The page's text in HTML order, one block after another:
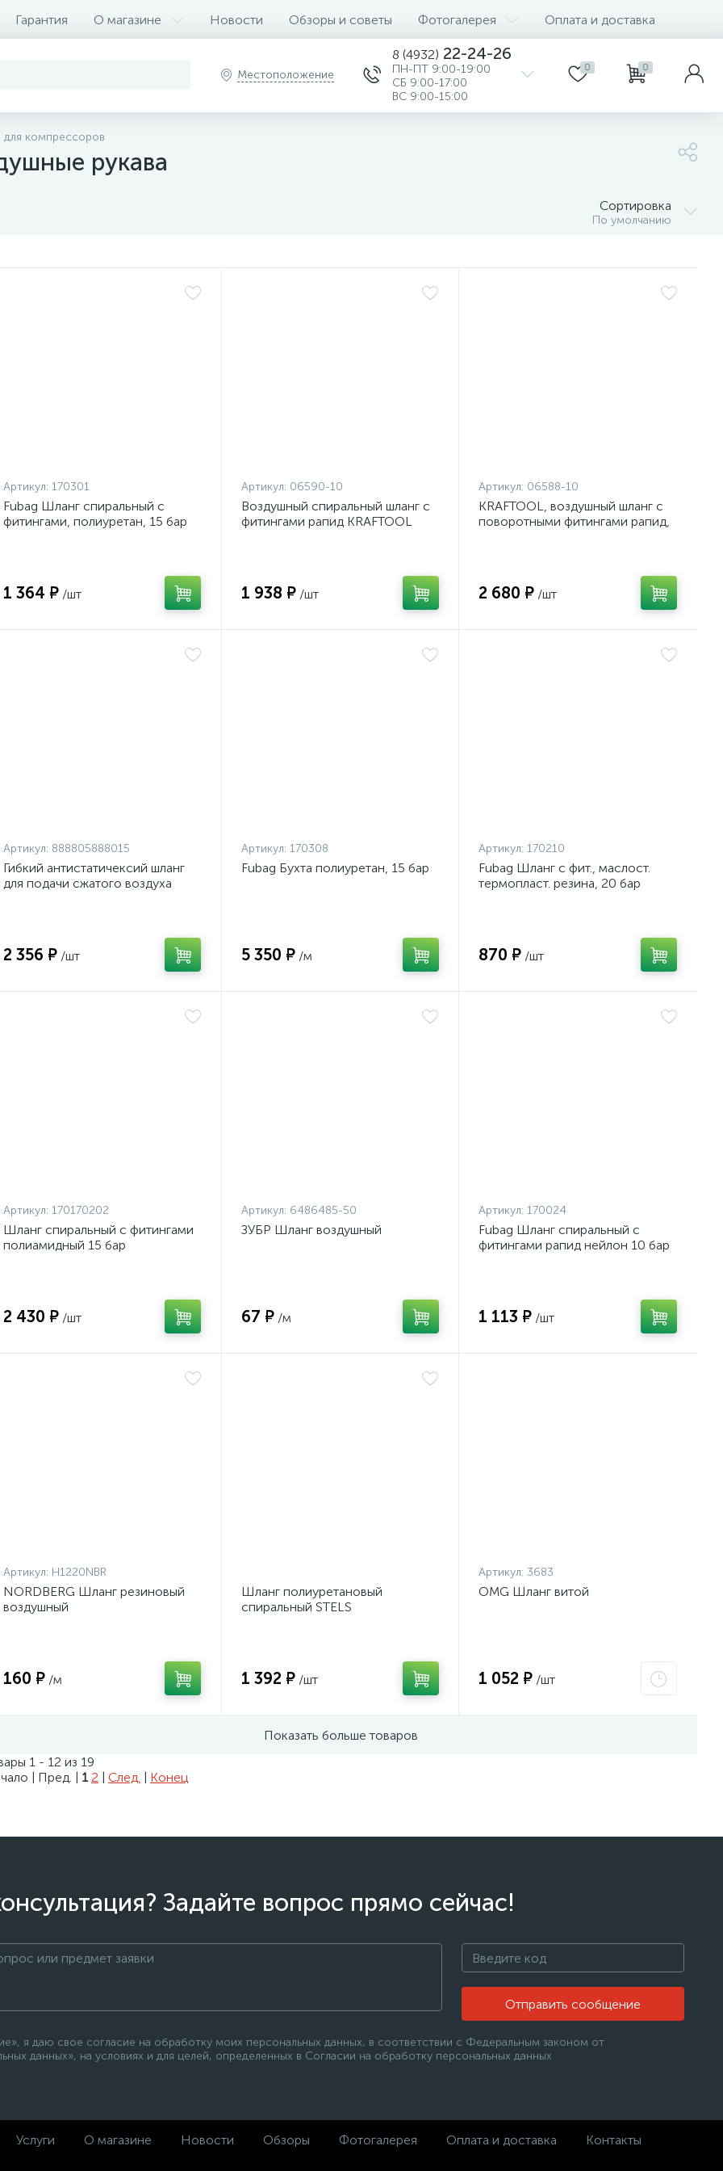
Гарантия О магазине Новости Обзоры и советы Фотогалерея Оплата и доставка
Местоположение
8 (4932) 22-24-26
ПН-ПТ 9:00-19:00
СБ 9:00-17:00
ВС 9:00-15:00
0 0
для компрессоров
рукава
Сортировка
По умолчанию
Артикул: 170301
Fubag Шланг спиральный с
фитингами, полиуретан, 15 бар
1 364 ₽ /шт
Артикул: 06590-10
Воздушный спиральный шланг с
фитингами рапид KRAFTOOL
1 938 ₽ /шт
Артикул: 06588-10
KRAFTOOL, воздушный шланг с
поворотными фитингами рапид,
2 680 ₽ /шт
Артикул: 888805888015
Гибкий антистатичексий шланг
для подачи сжатого воздуха
2 356 ₽ /шт
Артикул: 170308
Fubag Бухта полиуретан, 15 бар
5 350 ₽ /м
Артикул: 170210
Fubag Шланг с фит., маслост.
термопласт. резина, 20 бар
870 ₽ /шт
Артикул: 170170202
Шланг спиральный с фитингами
полиамидный 15 бар
2 430 ₽ /шт
Артикул: 6486485-50
ЗУБР Шланг воздушный
67 ₽ /м
Артикул: 170024
Fubag Шланг спиральный с
фитингами рапид нейлон 10 бар
1 113 ₽ /шт
Артикул: H1220NBR
NORDBERG Шланг резиновый
воздушный
160 ₽ /м
Шланг полиуретановый
спиральный STELS
1 392 ₽ /шт
Артикул: 3683
OMG Шланг витой
1 052 ₽ /шт
Показать больше товаров
1 - 12 из 19
| Пред. | 1 2 | След. | Конец
Задайте вопрос прямо сейчас!
Отправить сообщение
я даю свое согласие на обработку моих персональных данных, в соответствии с Федеральным законом от
данных», на условиях и для целей, определенных в Согласии на обработку персональных данных
Услуги О магазине Новости Обзоры Фотогалерея Оплата и доставка Контакты